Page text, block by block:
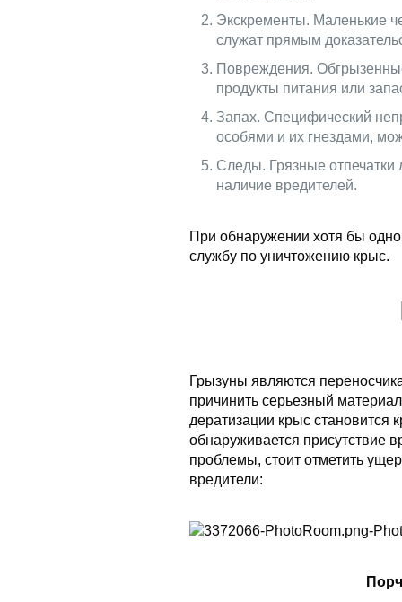
Экскременты. Маленькие
служат прямым
Повреждения.
продукты питания или
Запах. Специфический
особями и их гнездами,
Следы. Грязные
наличие вредителей.
При обнаружении хотя бы
службу по уничтожению крыс.
Грызуны являются
причинить серьезный
дератизации крыс становится
обнаруживается присутствие
проблемы, стоит отметить
вредители: